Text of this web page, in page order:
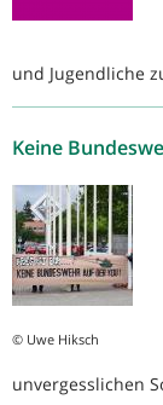
und Jugendliche
Keine
© Uwe Hiksch
unvergesslichen